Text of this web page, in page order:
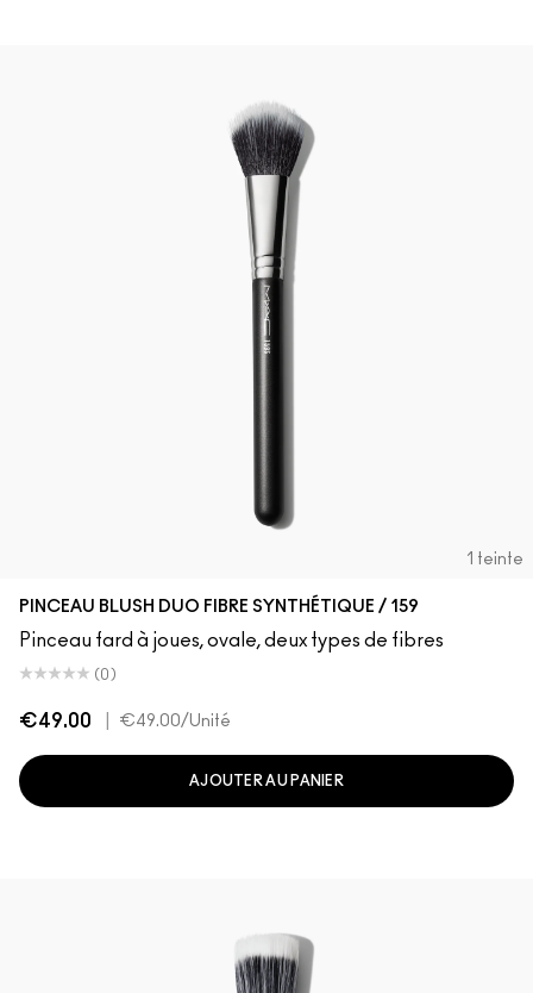
1 teinte
PINCEAU BLUSH DUO FIBRE SYNTHÉTIQUE / 159
Pinceau fard à joues, ovale, deux types de fibres
(0)
€49.00 €49.00/Unité
AJOUTER AU PANIER